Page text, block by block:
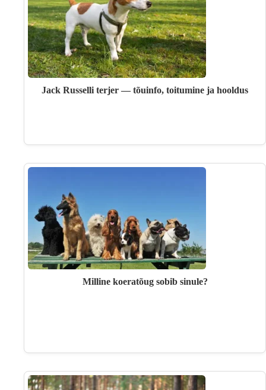
Jack Russelli terjer — tõuinfo, toitumine ja hooldus
Milline koeratõug sobib sinule?